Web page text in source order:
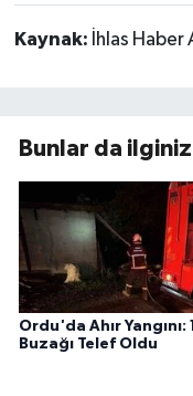
Kaynak: İhlas Haber
Bunlar da
Ordu'da Ahır Yangını: 1
Buzağı Telef Oldu